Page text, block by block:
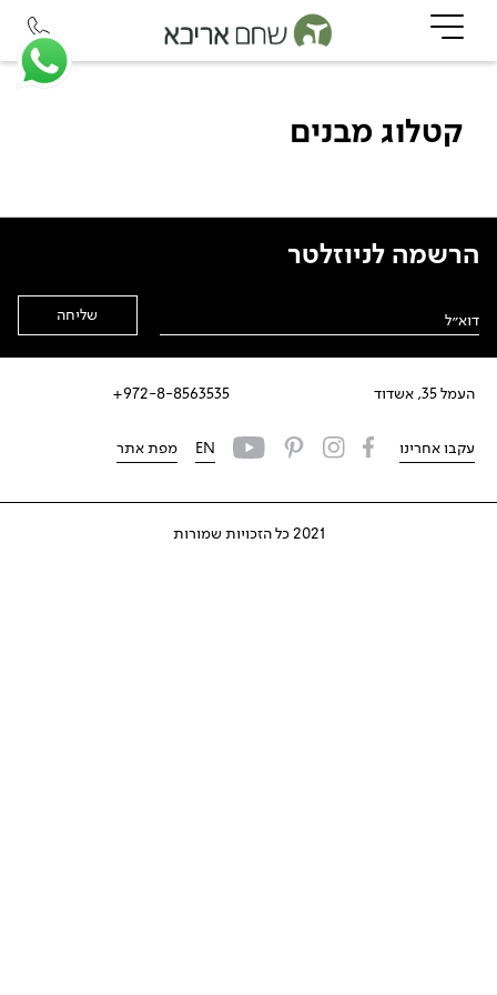
קטלוג מבנים
העמל 35, אשדוד 972-8-8563535+
הרשמה לניוזלטר
עקבו אחרינו EN מפת אתר
2021 כל הזכויות שמורות